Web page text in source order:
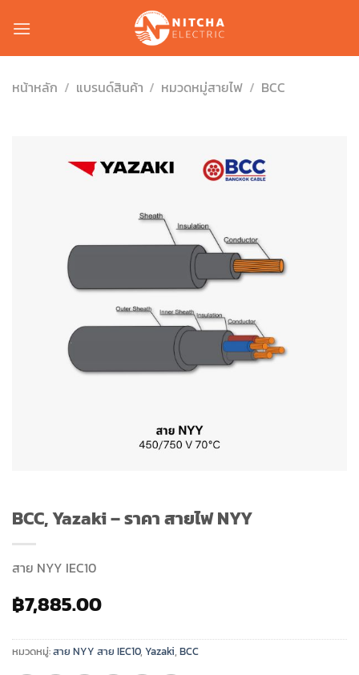
หน้าหลัก / แบรนด์สินค้า / หมวดหมู่สายไฟ / BCC
BCC, Yazaki – ราคา สายไฟ NYY
สาย NYY IEC10
฿7,885.00
หมวดหมู่:สาย NYY สาย IEC10, Yazaki, BCC